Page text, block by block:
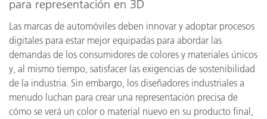
para representación en 3D
Las marcas de automóviles deben innovar y adoptar procesos
digitales para estar mejor equipadas para abordar las
demandas de los consumidores de colores y materiales únicos
y, al mismo tiempo, satisfacer las exigencias de sostenibilidad
de la industria. Sin embargo, los diseñadores industriales a
menudo luchan para crear una representación precisa de
cómo se verá un color o material nuevo en su producto final,